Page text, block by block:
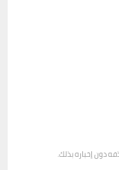
دون إخباره بذلك.